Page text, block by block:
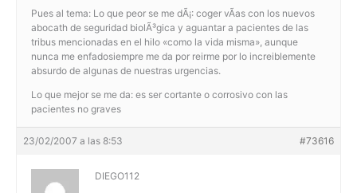
Pues al tema: Lo que peor se me dÃ¡: coger vÃ­as con los nuevos
abocath de seguridad biolÃ³gica y aguantar a pacientes de las
tribus mencionadas en el hilo «como la vida misma», aunque
nunca me enfadosiempre me da por reirme por lo increiblemente
absurdo de algunas de nuestras urgencias.
Lo que mejor se me da: es ser cortante o corrosivo con las
pacientes no graves
23/02/2007 a las 8:53 #73616
DIEGO112